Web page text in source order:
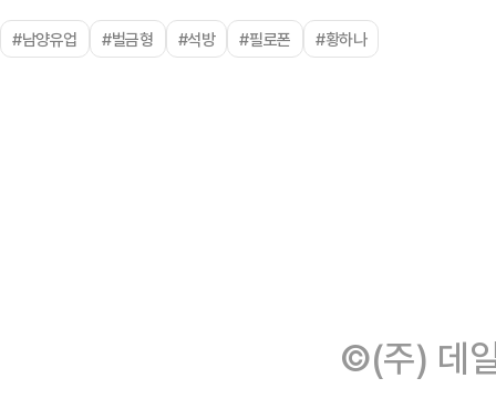
#남양유업 #벌금형 #석방 #필로폰 #황하나
©(주) 데